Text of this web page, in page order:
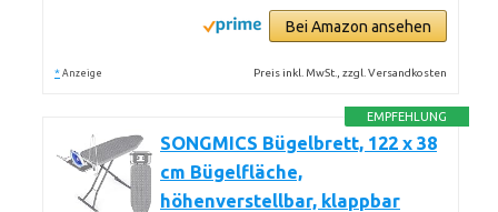
Bei Amazon ansehen
* Anzeige Preis inkl. MwSt., zzgl. Versandkosten
EMPFEHLUNG
SONGMICS Bügelbrett, 122 x 38
cm Bügelfläche,
höhenverstellbar, klappbar